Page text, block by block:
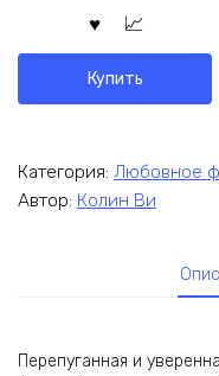
Купить
Категория: Любовное
Автор: Колин Ви
Перепуганная и